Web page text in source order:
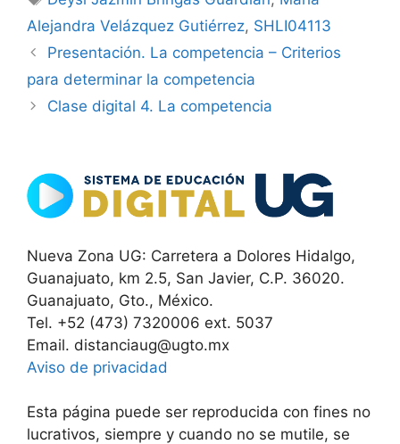
Alejandra Velázquez Gutiérrez, SHLI04113
Presentación. La competencia – Criterios
para determinar la competencia
Clase digital 4. La competencia
Nueva Zona UG: Carretera a Dolores Hidalgo,
Guanajuato, km 2.5, San Javier, C.P. 36020.
Guanajuato, Gto., México.
Tel. +52 (473) 7320006 ext. 5037
Email. distanciaug@ugto.mx
Aviso de privacidad
Esta página puede ser reproducida con fines no
lucrativos, siempre y cuando no se mutile, se